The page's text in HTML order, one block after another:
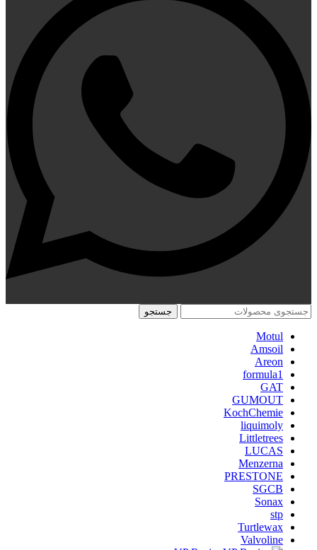
جستجو
Motul
Amsoil
Areon
formula1
GAT
GUMOUT
KochChemie
liquimoly
Littletrees
LUCAS
Menzerna
PRESTONE
SGCB
Sonax
stp
Turtlewax
Valvoline